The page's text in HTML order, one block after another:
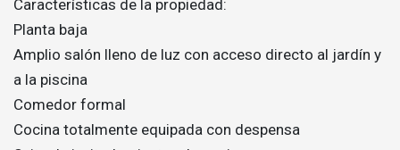
Características de la propiedad:
Planta baja
Amplio salón lleno de luz con acceso directo al jardín y
a la piscina
Comedor formal
Cocina totalmente equipada con despensa